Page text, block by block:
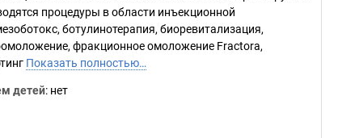
процедуры в области инъекционной
ботулинотерапия, биоревитализация,
фракционное омоложение Fractora,
Показать полностью…
детей: нет